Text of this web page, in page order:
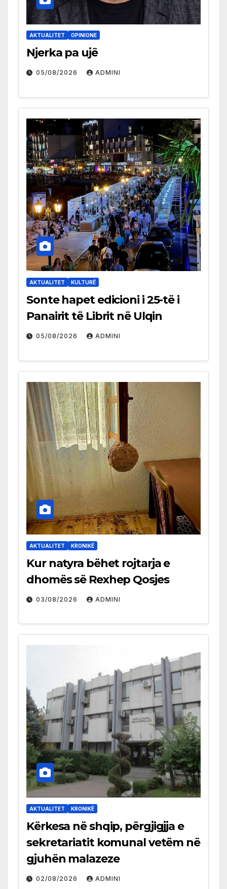
AKTUALITET OPINIONE
Njerka pa ujë
05/08/2026 ADMINI
AKTUALITET KULTURË
Sonte hapet edicioni i 25-të i
Panairit të Librit në Ulqin
05/08/2026 ADMINI
AKTUALITET KRONIKË
Kur natyra bëhet rojtarja e
dhomës së Rexhep Qosjes
03/08/2026 ADMINI
AKTUALITET KRONIKË
Kërkesa në shqip, përgjigjja e
sekretariatit komunal vetëm në
gjuhën malazeze
02/08/2026 ADMINI